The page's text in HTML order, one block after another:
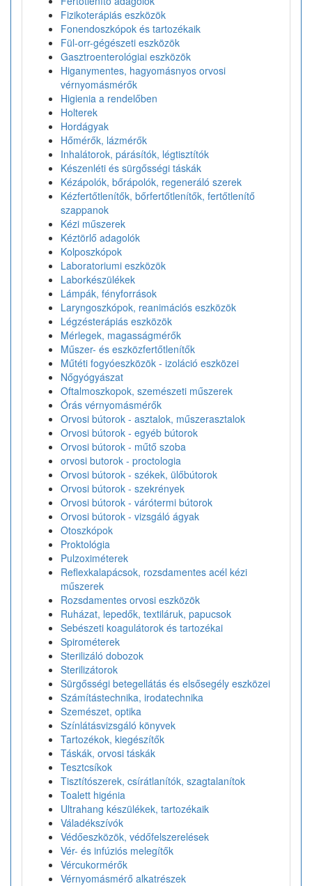
Fizikoterápiás eszközök
Fonendoszkópok és tartozékaik
Fül-orr-gégészeti eszközök
Gasztroenterológiai eszközök
Higanymentes, hagyomásnyos orvosi
vérnyomásmérők
Higienia a rendelőben
Holterek
Hordágyak
Hőmérők, lázmérők
Inhalátorok, párásítók, légtisztítók
Készenléti és sürgősségi táskák
Kézápolók, bőrápolók, regeneráló szerek
Kézfertőtlenítők, bőrfertőtlenítők, fertőtlenítő
szappanok
Kézi műszerek
Kéztörlő adagolók
Kolposzkópok
Laboratoriumi eszközök
Laborkészülékek
Lámpák, fényforrások
Laryngoszkópok, reanimációs eszközök
Légzésterápiás eszközök
Mérlegek, magasságmérők
Műszer- és eszközfertőtlenítők
Műtéti fogyóeszközök - izoláció eszközei
Nőgyógyászat
Oftalmoszkopok, szemészeti műszerek
Órás vérnyomásmérők
Orvosi bútorok - asztalok, műszerasztalok
Orvosi bútorok - egyéb bútorok
Orvosi bútorok - műtő szoba
orvosi butorok - proctologia
Orvosi bútorok - székek, ülőbútorok
Orvosi bútorok - szekrények
Orvosi bútorok - várótermi bútorok
Orvosi bútorok - vizsgáló ágyak
Otoszkópok
Proktológia
Pulzoximéterek
Reflexkalapácsok, rozsdamentes acél kézi
műszerek
Rozsdamentes orvosi eszközök
Ruházat, lepedők, textiláruk, papucsok
Sebészeti koagulátorok és tartozékai
Spirométerek
Sterilizáló dobozok
Sterilizátorok
Sürgősségi betegellátás és elsősegély eszközei
Számítástechnika, irodatechnika
Szemészet, optika
Színlátásvizsgáló könyvek
Tartozékok, kiegészítők
Táskák, orvosi táskák
Tesztcsíkok
Tisztítószerek, csírátlanítók, szagtalanítok
Toalett higénia
Ultrahang készülékek, tartozékaik
Váladékszívók
Védőeszközök, védőfelszerelések
Vér- és infúziós melegítők
Vércukormérők
Vérnyomásmérő alkatrészek